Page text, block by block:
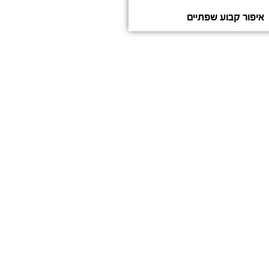
איפור קבוע שפתיים